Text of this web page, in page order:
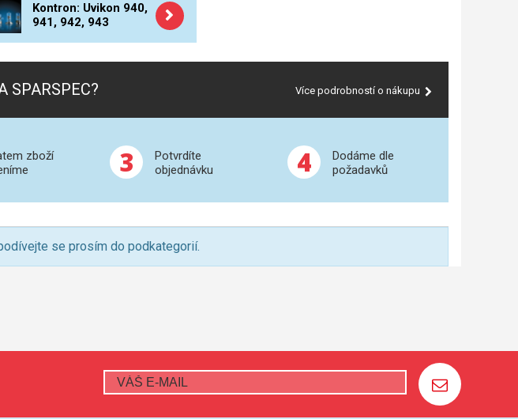
Kontron: Uvikon 940,
941, 942, 943
SPARSPEC? Více podrobností o nákupu
zboží
3
Potvrdíte
objednávku
4
Dodáme dle
požadavků
se prosím do podkategorií.